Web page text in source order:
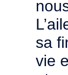
sa
vie